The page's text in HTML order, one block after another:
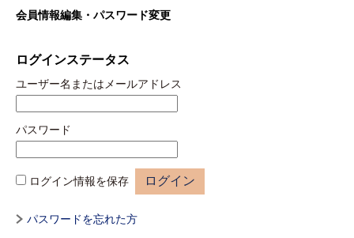
会員情報編集・パスワード変更
ログインステータス
ユーザー名または メールアドレス
パスワード
ログイン情報を保存
パスワードを忘れた方